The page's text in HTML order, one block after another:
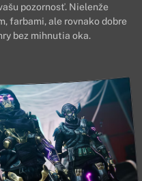
pozornosť. Nielenže
farbami, ale rovnako dobre
bez mihnutia oka.